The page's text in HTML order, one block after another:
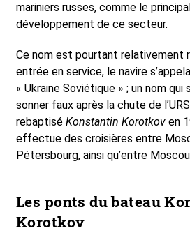
mariniers russes, comme le
développement de ce secteur.
Ce nom est pourtant relativement
entrée en service, le navire
« Ukraine Soviétique » ; un nom
sonner faux après la chute de
rebaptisé Konstantin Korotkov en
effectue des croisières entre
Pétersbourg, ainsi qu’entre
Les ponts du bateau
Korotkov